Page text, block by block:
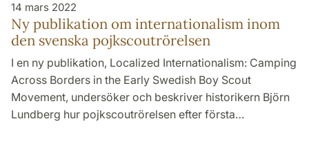
14 mars 2022
Ny publikation om internationalism inom
den svenska pojkscoutrörelsen
I en ny publikation, Localized Internationalism: Camping
Across Borders in the Early Swedish Boy Scout
Movement, undersöker och beskriver historikern Björn
Lundberg hur pojkscoutrörelsen efter första…